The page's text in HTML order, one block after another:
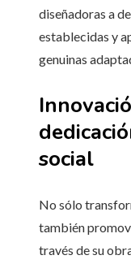
diseñadoras a
establecidas y
genuinas
social
No sólo
también
través de su